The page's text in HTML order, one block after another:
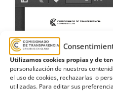
Utilizamos cookies propias y de
personalización de nuestros
el uso de cookies, rechazarlas o
utilizadas. Para editar sus